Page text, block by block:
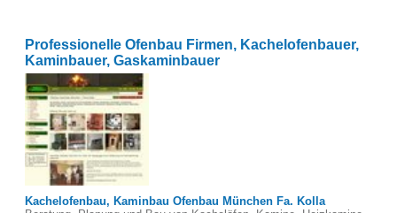
Professionelle Ofenbau Firmen, Kachelofenbauer,
Kaminbauer, Gaskaminbauer
Kachelofenbau, Kaminbau Ofenbau München Fa. Kolla